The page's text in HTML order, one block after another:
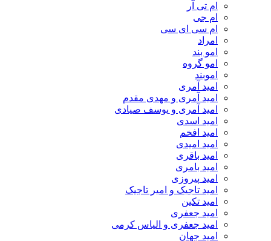
ام تی آر
ام جی
ام سی ای سی
امراد
امو بند
امو گروه
اموبند
امید آمری
امید آمری و مهدی مقدم
امید آمری و یوسف صیادی
امید اسدی
امید افخم
امید امیدی
امید باقری
امید بامری
امید پیروزی
امید تاجیک و امیر تاجیک
امید تکین
امید جعفری
امید جعفری و الیاس کرمی
امید جهان